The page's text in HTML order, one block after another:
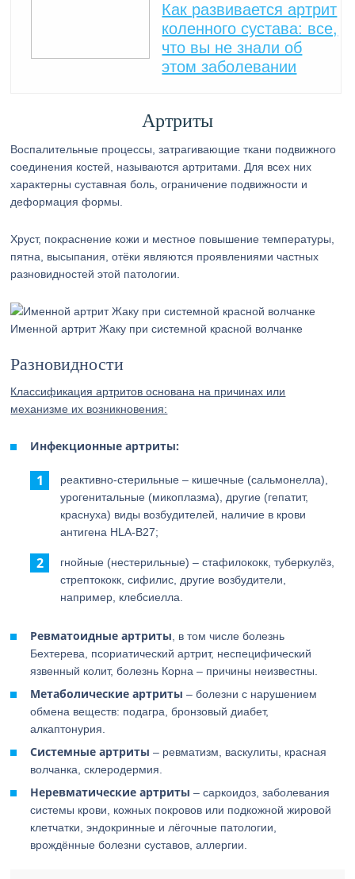
Как развивается артрит
коленного сустава: все,
что вы не знали об
этом заболевании
Артриты
Воспалительные процессы, затрагивающие ткани подвижного
соединения костей, называются артритами. Для всех них
характерны суставная боль, ограничение подвижности и
деформация формы.
Хруст, покраснение кожи и местное повышение температуры,
пятна, высыпания, отёки являются проявлениями частных
разновидностей этой патологии.
Именной артрит Жаку при системной красной волчанке
Разновидности
Классификация артритов основана на причинах или
механизме их возникновения:
Инфекционные артриты:
реактивно-стерильные – кишечные (сальмонелла),
урогенитальные (микоплазма), другие (гепатит,
краснуха) виды возбудителей, наличие в крови
антигена HLA-B27;
гнойные (нестерильные) – стафилококк, туберкулёз,
стрептококк, сифилис, другие возбудители,
например, клебсиелла.
Ревматоидные артриты , в том числе болезнь
Бехтерева, псориатический артрит, неспецифический
язвенный колит, болезнь Корна – причины неизвестны.
Метаболические артриты – болезни с нарушением
обмена веществ: подагра, бронзовый диабет,
алкаптонурия.
Системные артриты – ревматизм, васкулиты, красная
волчанка, склеродермия.
Неревматические артриты – саркоидоз, заболевания
системы крови, кожных покровов или подкожной жировой
клетчатки, эндокринные и лёгочные патологии,
врождённые болезни суставов, аллергии.